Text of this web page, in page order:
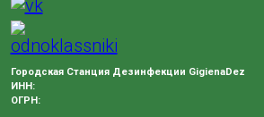
Городская Станция Дезинфекции GigienaDez
ИНН:
ОГРН: